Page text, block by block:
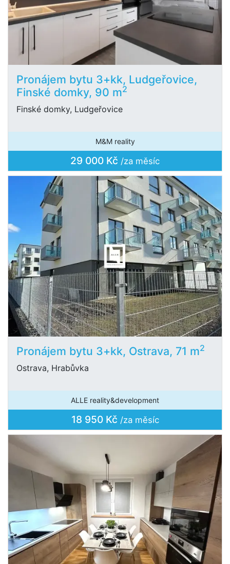
Pronájem bytu 3+kk, Ludgeřovice,
Finské domky, 90 m2
Finské domky, Ludgeřovice
M&M reality
29 000 Kč /za měsíc
Pronájem bytu 3+kk, Ostrava, 71 m2
Ostrava, Hrabůvka
ALLE reality&development
18 950 Kč /za měsíc